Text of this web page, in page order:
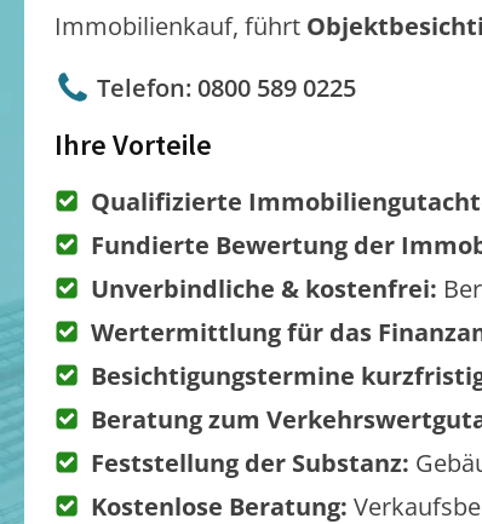
Immobilienkauf, führt
Telefon: 0800 589 0225
Ihre Vorteile
Qualifizierte
Fundierte Bewertung der
Unverbindliche & kostenfrei:
Wertermittlung für das
Besichtigungstermine
Beratung zum
Feststellung der Substanz:
Kostenlose Beratung: